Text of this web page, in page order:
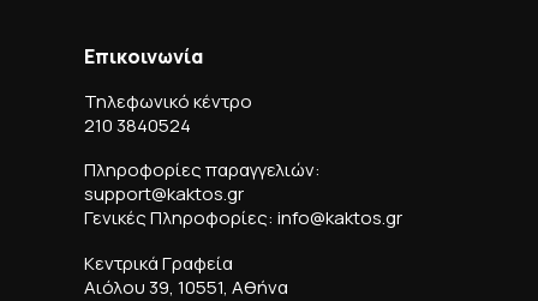
Επικοινωνία
Τηλεφωνικό κέντρο
210 3840524
Πληροφορίες παραγγελιών:
support@kaktos.gr
Γενικές Πληροφορίες: info@kaktos.gr
Κεντρικά Γραφεία
Αιόλου 39, 10551, Αθήνα